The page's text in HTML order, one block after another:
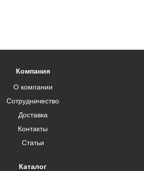
Компания
О компании
Сотрудничество
Доставка
Контакты
Статьи
Каталог